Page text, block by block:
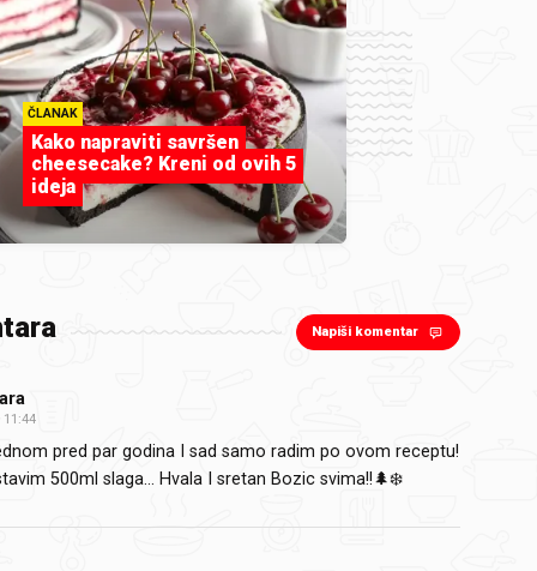
ČLANAK
Kako napraviti savršen
cheesecake? Kreni od ovih 5
ideja
Napiši komentar
11:44
pred par godina I sad samo radim po ovom receptu!
500ml slaga... Hvala I sretan Bozic svima!!🌲❄️